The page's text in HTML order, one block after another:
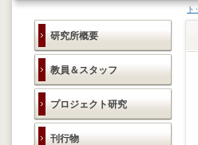
研究所概要
教員＆スタッフ
プロジェクト研究
刊行物
ト